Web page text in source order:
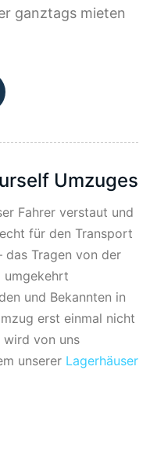
ganztags mieten
Umzuges
Fahrer verstaut und
für den Transport
das Tragen von der
umgekehrt
und Bekannten in
erst einmal nicht
wird von uns
unserer Lagerhäuser